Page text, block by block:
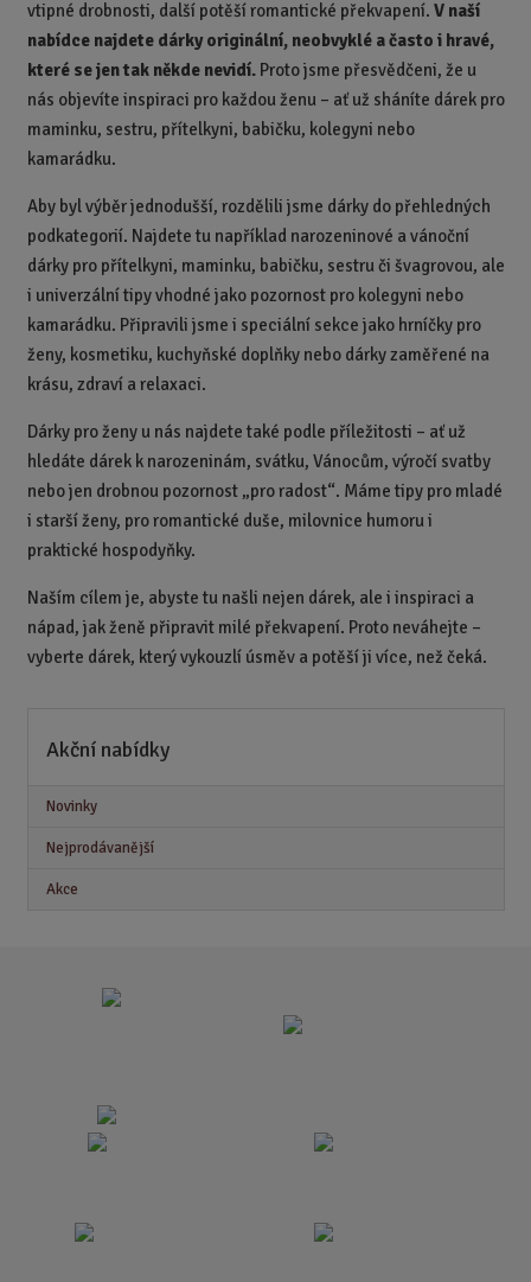
t
vtipné drobnosti, další potěší romantické překvapení. V naší
nabídce najdete dárky originální, neobvyklé a často i hravé,
které se jen tak někde nevidí. Proto jsme přesvědčeni, že u
nás objevíte inspiraci pro každou ženu – ať už sháníte dárek pro
maminku, sestru, přítelkyni, babičku, kolegyni nebo
kamarádku.
Aby byl výběr jednodušší, rozdělili jsme dárky do přehledných
podkategorií. Najdete tu například narozeninové a vánoční
dárky pro přítelkyni, maminku, babičku, sestru či švagrovou, ale
i univerzální tipy vhodné jako pozornost pro kolegyni nebo
kamarádku. Připravili jsme i speciální sekce jako hrníčky pro
ženy, kosmetiku, kuchyňské doplňky nebo dárky zaměřené na
krásu, zdraví a relaxaci.
Dárky pro ženy u nás najdete také podle příležitosti – ať už
hledáte dárek k narozeninám, svátku, Vánocům, výročí svatby
nebo jen drobnou pozornost „pro radost“. Máme tipy pro mladé
i starší ženy, pro romantické duše, milovnice humoru i
praktické hospodyňky.
Naším cílem je, abyste tu našli nejen dárek, ale i inspiraci a
nápad, jak ženě připravit milé překvapení. Proto neváhejte –
vyberte dárek, který vykouzlí úsměv a potěší ji více, než čeká.
Akční nabídky
Novinky
Nejprodávanější
Akce